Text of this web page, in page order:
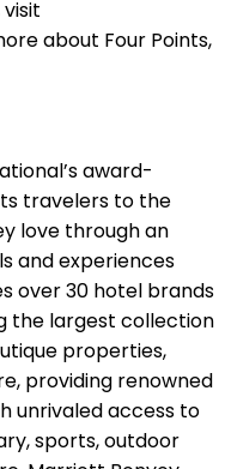
about Four Points,
award-
travelers to the
love through an
and experiences
over 30 hotel brands
the largest collection
properties,
providing renowned
unrivaled access to
sports, outdoor